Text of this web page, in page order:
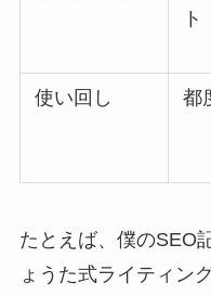
ト
使い回し 都
たとえば、僕のSEO
ょうた式ライティン